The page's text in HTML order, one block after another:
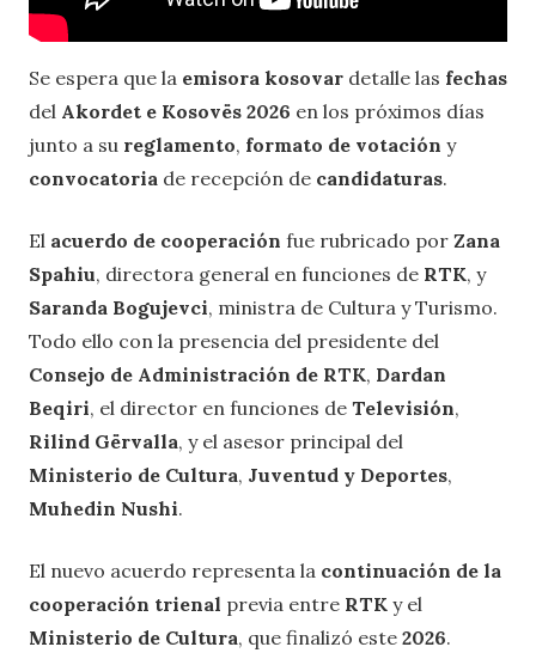
Se espera que la emisora kosovar detalle las fechas
del Akordet e Kosovës 2026 en los próximos días
junto a su reglamento, formato de votación y
convocatoria de recepción de candidaturas.
El acuerdo de cooperación fue rubricado por Zana
Spahiu, directora general en funciones de RTK, y
Saranda Bogujevci, ministra de Cultura y Turismo.
Todo ello con la presencia del presidente del
Consejo de Administración de RTK, Dardan
Beqiri, el director en funciones de Televisión,
Rilind Gërvalla, y el asesor principal del
Ministerio de Cultura, Juventud y Deportes,
Muhedin Nushi.
El nuevo acuerdo representa la continuación de la
cooperación trienal previa entre RTK y el
Ministerio de Cultura, que finalizó este 2026.